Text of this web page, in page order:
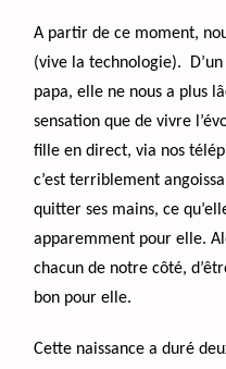
A partir de ce moment,
(vive la technologie).
papa, elle ne nous a plus
sensation que de vivre
fille en direct, via nos
c’est terriblement
quitter ses mains, ce
apparemment pour elle.
chacun de notre côté,
bon pour elle.
Cette naissance a duré